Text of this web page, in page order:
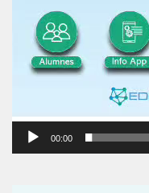
00:00